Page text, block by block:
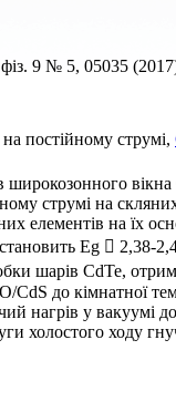
9 № 5, 05035
постійному струмі,
струмі на
елементів на їх
Eg  2,38-
шарів CdTe,
до кімнатної
нагрів у вакуумі
холостого ходу